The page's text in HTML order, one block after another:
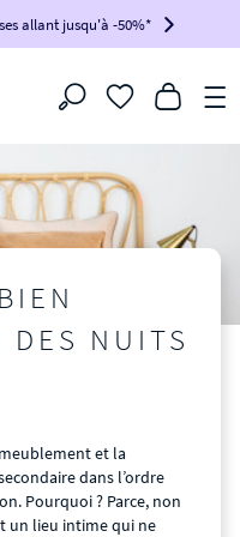
!
BIKINI100
de page-
allant jusqu'à -50%*
Filtrer
DES NUITS
et la
dans l’ordre
Pourquoi ? Parce, non
un lieu intime qui ne